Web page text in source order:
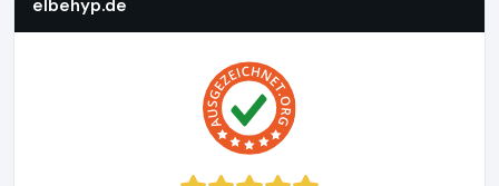
elbehyp.de